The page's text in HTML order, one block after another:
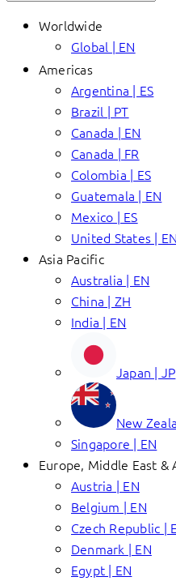
Worldwide
Global | EN
Americas
Argentina | ES
Brazil | PT
Canada | EN
Canada | FR
Colombia | ES
Guatemala | EN
Mexico | ES
United States | EN
Asia Pacific
Australia | EN
China | ZH
India | EN
Japan | JP
New
Singapore | EN
Europe, Middle East &
Austria | EN
Belgium | EN
Czech Republic |
Denmark | EN
Egypt | EN